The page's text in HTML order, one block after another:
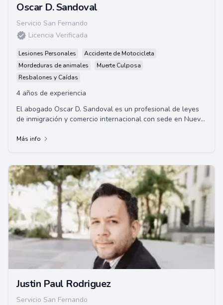
Oscar D. Sandoval
Servicio San Fernando
Licencia Verificada
Lesiones Personales
Accidente de Motocicleta
Mordeduras de animales
Muerte Culposa
Resbalones y Caídas
4 años de experiencia
El abogado Oscar D. Sandoval es un profesional de leyes
de inmigración y comercio internacional con sede en Nueva
Más info
Justin Paul Rodriguez
Servicio San Fernando